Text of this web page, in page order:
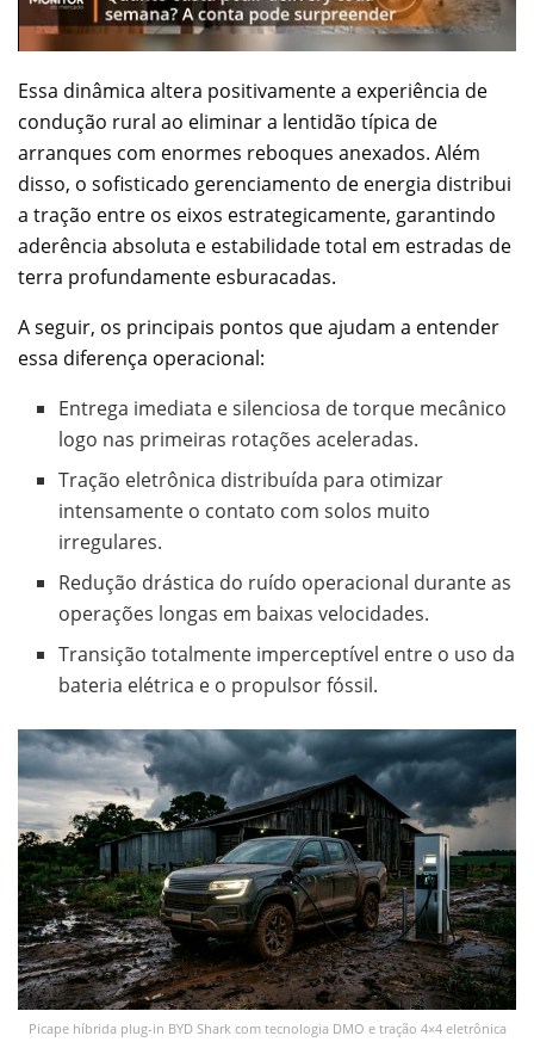
Essa dinâmica altera positivamente a experiência de
condução rural ao eliminar a lentidão típica de
arranques com enormes reboques anexados. Além
disso, o sofisticado gerenciamento de energia distribui
a tração entre os eixos estrategicamente, garantindo
aderência absoluta e estabilidade total em estradas de
terra profundamente esburacadas.
A seguir, os principais pontos que ajudam a entender
essa diferença operacional:
Entrega imediata e silenciosa de torque mecânico
logo nas primeiras rotações aceleradas.
Tração eletrônica distribuída para otimizar
intensamente o contato com solos muito
irregulares.
Redução drástica do ruído operacional durante as
operações longas em baixas velocidades.
Transição totalmente imperceptível entre o uso da
bateria elétrica e o propulsor fóssil.
Picape híbrida plug-in BYD Shark com tecnologia DMO e tração 4×4 eletrônica